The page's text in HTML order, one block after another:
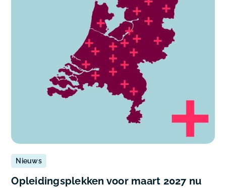
Nieuws
Opleidingsplekken voor maart 2027 nu